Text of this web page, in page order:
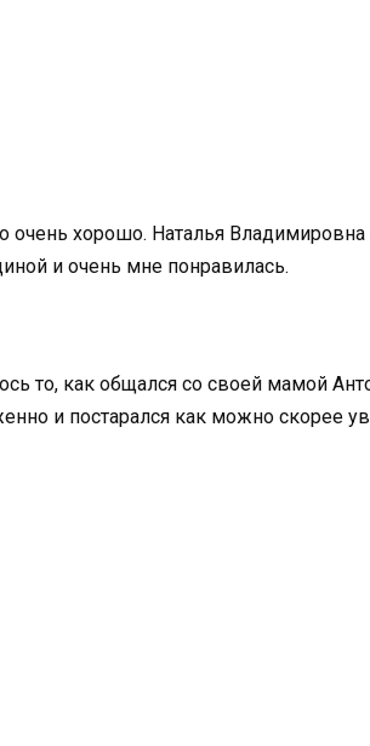
хорошо. Наталья Владимировна
и очень мне понравилась.
то, как общался со своей мамой
и постарался как можно скорее